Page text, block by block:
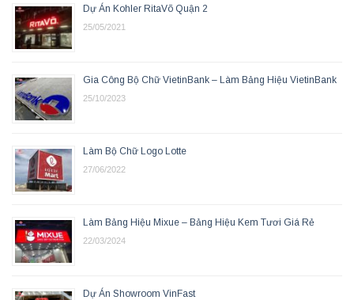
Dự Án Kohler RitaVõ Quận 2
25/05/2021
Gia Công Bộ Chữ VietinBank – Làm Bảng Hiệu VietinBank
25/10/2023
Làm Bộ Chữ Logo Lotte
27/06/2022
Làm Bảng Hiệu Mixue – Bảng Hiệu Kem Tươi Giá Rẻ
22/03/2024
Dự Án Showroom VinFast